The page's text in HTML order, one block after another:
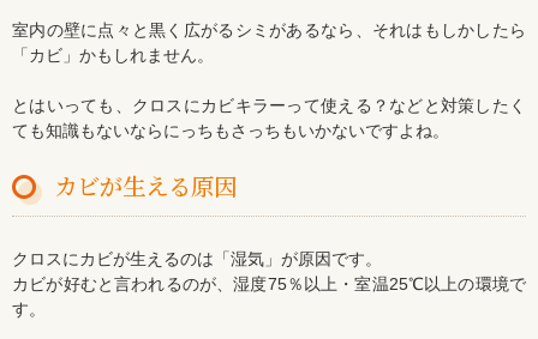
室内の壁に点々と黒く広がるシミがあるなら、それはもしかしたら
「カビ」かもしれません。
とはいっても、クロスにカビキラーって使える？などと対策したく
ても知識もないならにっちもさっちもいかないですよね。
カビが生える原因
クロスにカビが生えるのは「湿気」が原因です。
カビが好むと言われるのが、湿度75％以上・室温25℃以上の環境で
す。